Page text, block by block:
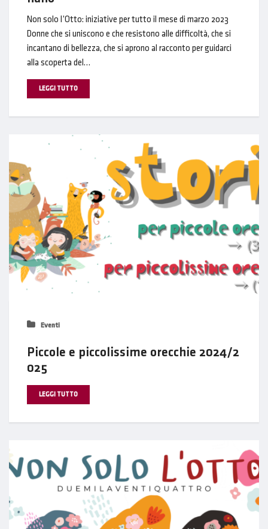
Non solo l’Otto: iniziative per tutto il mese di marzo 2023
Donne che si uniscono e che resistono alle difficoltà, che si
incantano di bellezza, che si aprono al racconto per guidarci
alla scoperta del…
LEGGI TUTTO
Eventi
Piccole e piccolissime orecchie 2024/2
025
LEGGI TUTTO